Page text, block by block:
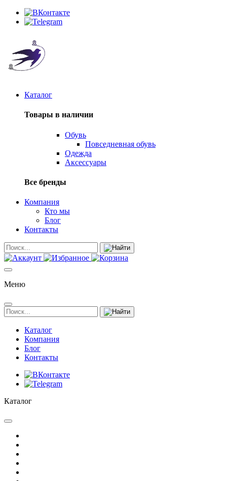
Каталог
Товары в наличии
Обувь
Повседневная обувь
Одежда
Аксессуары
Все бренды
Компания
Кто мы
Блог
Контакты
Меню
Каталог
Компания
Блог
Контакты
Каталог